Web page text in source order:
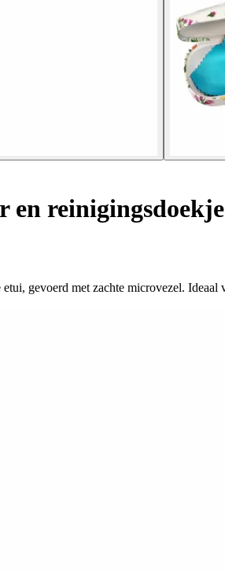
en
gevoerd met zachte microvezel. Ideaal